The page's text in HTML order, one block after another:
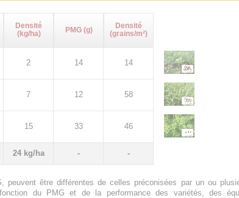
Densité
(kg/ha)
PMG (g)
Densité
(grains/m²)
2 14 14
7 12 58
15 33 46
24 kg/ha - -
peuvent être différentes de celles préconisées par un ou
du PMG et de la performance des variétés, des